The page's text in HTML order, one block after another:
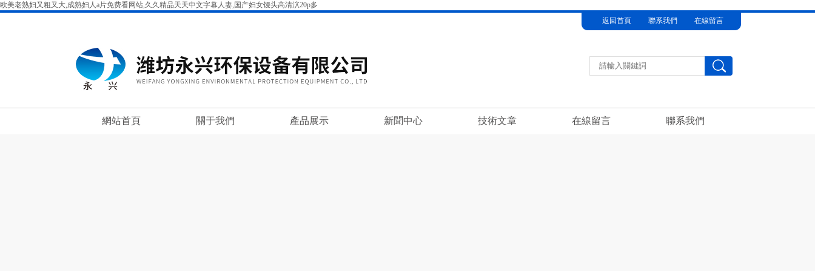
欧美老熟妇又粗又大,成熟妇人a片免费看网站,久久精品天天中文字幕人妻,国产妇女馒头高清泬20p多
返回首頁
聯系我們 在線留言
網站首頁 關于我們 產品展示 新聞中心 技術文章 在線留言 聯系我們